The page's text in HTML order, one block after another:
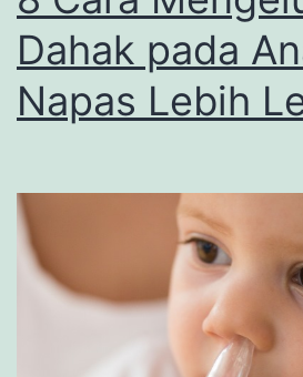
Dahak pada
Napas Lebih